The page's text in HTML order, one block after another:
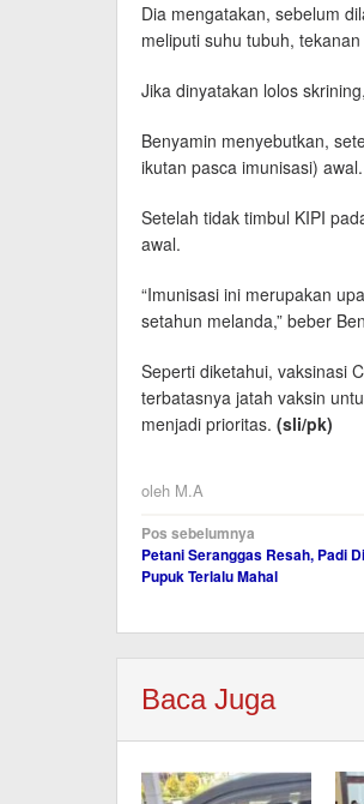
Dia mengatakan, sebelum
meliputi suhu tubuh,
Jika dinyatakan lolos
Benyamin menyebutkan,
ikutan pasca imunisasi)
Setelah tidak timbul KIPI
awal.
“Imunisasi ini merupakan
setahun melanda,” beber
Seperti diketahui, vaksinasi
terbatasnya jatah vaksin
menjadi prioritas. (sli/pk)
oleh M.A
Navigasi
pos
Pos sebelumnya
Petani Seranggas Resah, Padi
Pupuk Terlalu Mahal
Baca Juga